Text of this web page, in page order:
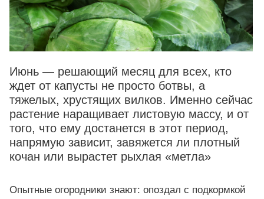
Июнь — решающий месяц для всех, кто
ждет от капусты не просто ботвы, а
тяжелых, хрустящих вилков. Именно сейчас
растение наращивает листовую массу, и от
того, что ему достанется в этот период,
напрямую зависит, завяжется ли плотный
кочан или вырастет рыхлая «метла»
Опытные огородники знают: опоздал с подкормкой